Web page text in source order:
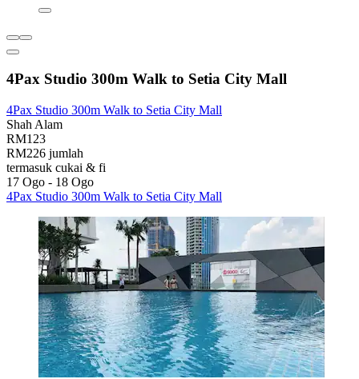
4Pax Studio 300m Walk to Setia City Mall
4Pax Studio 300m Walk to Setia City Mall
Shah Alam
RM123
RM226 jumlah
termasuk cukai & fi
17 Ogo - 18 Ogo
4Pax Studio 300m Walk to Setia City Mall